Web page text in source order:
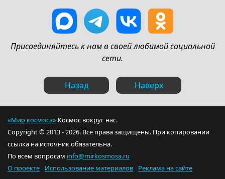
Присоединяйтесь к нам в своей любимой социальной
сети.
Назад Наверх
«Мир космоса» Космос вокруг нас.
Copyright © 2013 - 2026. Все права защищены. При копировании
ссылка на источник обязательна.
По всем вопросам info@mirkosmosa.ru
О проекте
Использование материалов Реклама на сайте